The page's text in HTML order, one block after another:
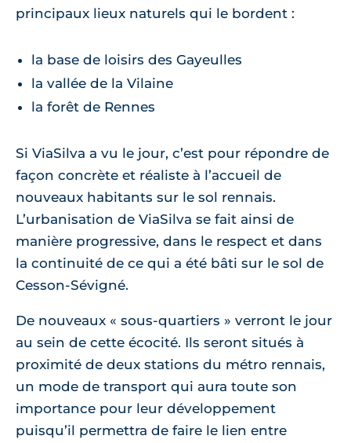
principaux lieux naturels qui le bordent :
la base de loisirs des Gayeulles
la vallée de la Vilaine
la forêt de Rennes
Si ViaSilva a vu le jour, c’est pour répondre de
façon concrète et réaliste à l’accueil de
nouveaux habitants sur le sol rennais.
L’urbanisation de ViaSilva se fait ainsi de
manière progressive, dans le respect et dans
la continuité de ce qui a été bâti sur le sol de
Cesson-Sévigné.
De nouveaux « sous-quartiers » verront le jour
au sein de cette écocité. Ils seront situés à
proximité de deux stations du métro rennais,
un mode de transport qui aura toute son
importance pour leur développement
puisqu’il permettra de faire le lien entre